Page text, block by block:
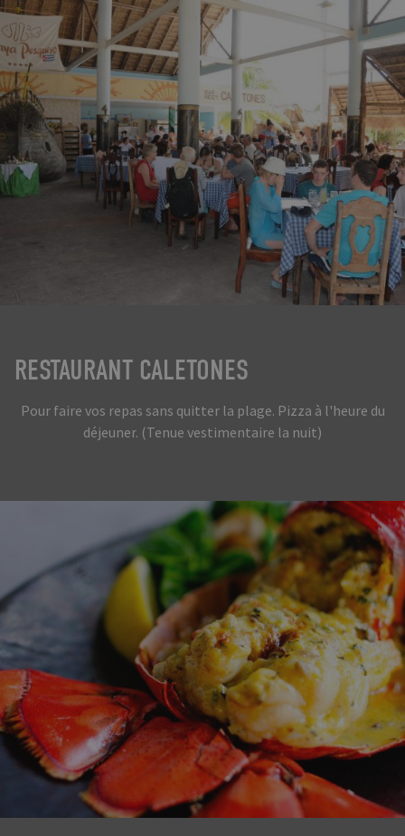
RESTAURANT CALETONES
Pour faire vos repas sans quitter la plage. Pizza à l'heure du
déjeuner. (Tenue vestimentaire la nuit)